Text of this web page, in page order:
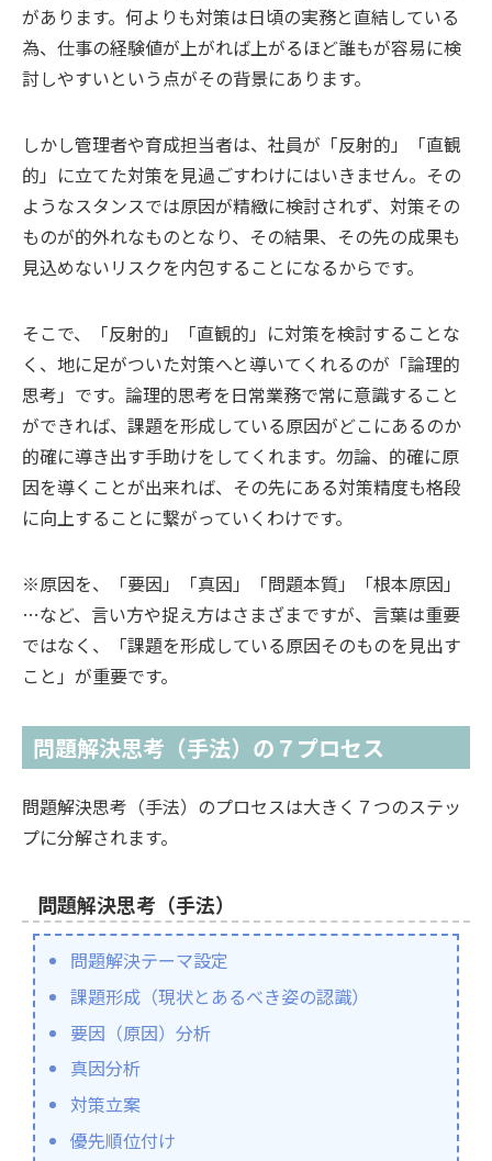
があります。何よりも対策は日頃の実務と直結している
為、仕事の経験値が上がれば上がるほど誰もが容易に検
討しやすいという点がその背景にあります。
しかし管理者や育成担当者は、社員が「反射的」「直観
的」に立てた対策を見過ごすわけにはいきません。その
ようなスタンスでは原因が精緻に検討されず、対策その
ものが的外れなものとなり、その結果、その先の成果も
見込めないリスクを内包することになるからです。
そこで、「反射的」「直観的」に対策を検討することな
く、地に足がついた対策へと導いてくれるのが「論理的
思考」です。論理的思考を日常業務で常に意識すること
ができれば、課題を形成している原因がどこにあるのか
的確に導き出す手助けをしてくれます。勿論、的確に原
因を導くことが出来れば、その先にある対策精度も格段
に向上することに繋がっていくわけです。
※原因を、「要因」「真因」「問題本質」「根本原因」
…など、言い方や捉え方はさまざまですが、言葉は重要
ではなく、「課題を形成している原因そのものを見出す
こと」が重要です。
問題解決思考（手法）の７プロセス
問題解決思考（手法）のプロセスは大きく７つのステッ
プに分解されます。
問題解決思考（手法）
問題解決テーマ設定
課題形成（現状とあるべき姿の認識）
要因（原因）分析
真因分析
対策立案
優先順位付け